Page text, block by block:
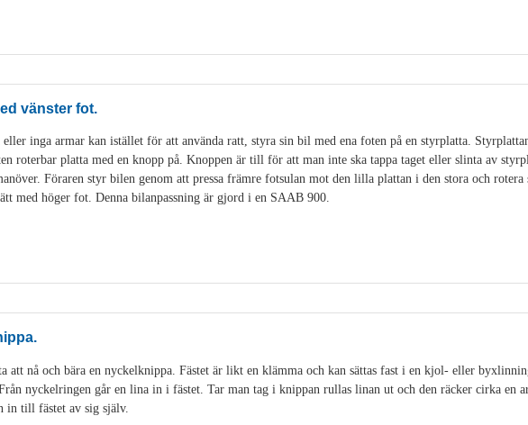
vänster fot.
inga armar kan istället för att använda ratt, styra sin bil med ena foten på en styrplatta.
roterbar platta med en knopp på. Knoppen är till för att man inte ska tappa taget eller slinta av
Föraren styr bilen genom att pressa främre fotsulan mot den lilla plattan i den stora och rotera
med höger fot. Denna bilanpassning är gjord i en SAAB 900.
att nå och bära en nyckelknippa. Fästet är likt en klämma och kan sättas fast i en kjol- eller
nyckelringen går en lina in i fästet. Tar man tag i knippan rullas linan ut och den räcker cirka en
in till fästet av sig själv.